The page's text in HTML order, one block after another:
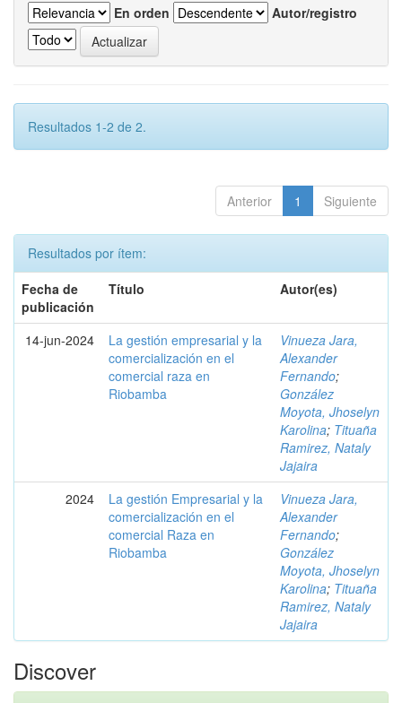
En orden
Autor/registro
Resultados 1-2 de 2.
Anterior 1 Siguiente
Resultados por ítem:
Fecha de
publicación
Título Autor(es)
14-jun-2024
La gestión empresarial y la
comercialización en el
comercial raza en
Riobamba
Vinueza Jara,
Alexander
Fernando;
González
Moyota, Jhoselyn
Karolina; Tituaña
Ramirez, Nataly
Jajaira
2024
La gestión Empresarial y la
comercialización en el
comercial Raza en
Riobamba
Vinueza Jara,
Alexander
Fernando;
González
Moyota, Jhoselyn
Karolina; Tituaña
Ramirez, Nataly
Jajaira
Discover